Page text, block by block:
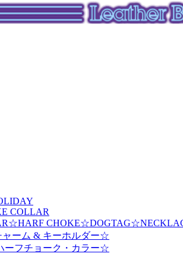
COLLAR
ーム & キーホルダー☆
ーフチョーク・カラー☆